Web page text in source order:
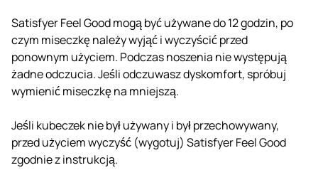
Satisfyer Feel Good mogą być używane do 12 godzin, po
czym miseczkę należy wyjąć i wyczyścić przed
ponownym użyciem. Podczas noszenia nie występują
żadne odczucia. Jeśli odczuwasz dyskomfort, spróbuj
wymienić miseczkę na mniejszą.
Jeśli kubeczek nie był używany i był przechowywany,
przed użyciem wyczyść (wygotuj) Satisfyer Feel Good
zgodnie z instrukcją.